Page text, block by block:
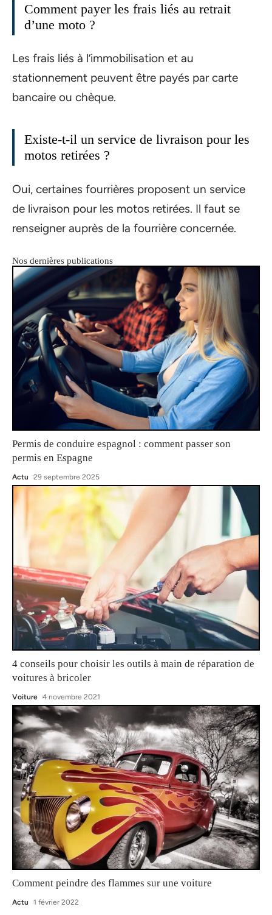
Comment payer les frais liés au retrait
d’une moto ?
Les frais liés à l’immobilisation et au
stationnement peuvent être payés par carte
bancaire ou chèque.
Existe-t-il un service de livraison pour les
motos retirées ?
Oui, certaines fourrières proposent un service
de livraison pour les motos retirées. Il faut se
renseigner auprès de la fourrière concernée.
Nos dernières publications
Permis de conduire espagnol : comment passer son
permis en Espagne
Actu 29 septembre 2025
4 conseils pour choisir les outils à main de réparation de
voitures à bricoler
Voiture 4 novembre 2021
Comment peindre des flammes sur une voiture
Actu 1 février 2022